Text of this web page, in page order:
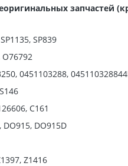
запчастей
SP839
O76792
0451103288,
C161
DO915, DO915D
Z1416